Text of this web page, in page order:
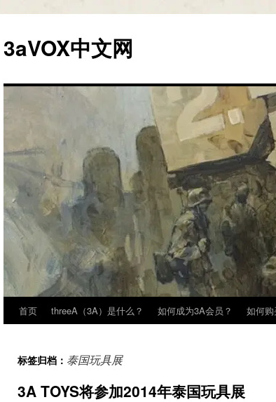
正
文
3aVOX中文网
首页 threeA（3A）是什么？ 如何成为3A会员？ 如何购
标签归档： 泰国玩具展
3A TOYS将参加2014年泰国玩具展